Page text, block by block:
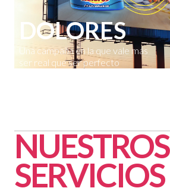
DOLORES
Una campaña en la que vale más
ser real que ser perfecto
NUESTROS
SERVICIOS